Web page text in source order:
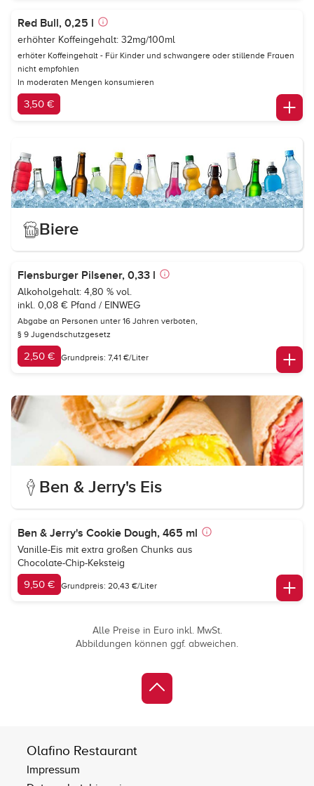
Red Bull, 0,25 l
erhöhter Koffeingehalt: 32mg/100ml
erhöter Koffeingehalt - Für Kinder und schwangere oder stillende Frauen
nicht empfohlen
In moderaten Mengen konsumieren
3,50 €
Biere
Flensburger Pilsener, 0,33 l
Alkoholgehalt: 4,80 % vol.
inkl. 0,08 € Pfand / EINWEG
Abgabe an Personen unter 16 Jahren verboten,
§ 9 Jugendschutzgesetz
2,50 € Grundpreis: 7,41 €/Liter
Ben & Jerry's Eis
Ben & Jerry's Cookie Dough, 465 ml
Vanille-Eis mit extra großen Chunks aus
Chocolate-Chip-Keksteig
9,50 € Grundpreis: 20,43 €/Liter
Alle Preise in Euro inkl. MwSt.
Abbildungen können ggf. abweichen.
Olafino Restaurant
Impressum